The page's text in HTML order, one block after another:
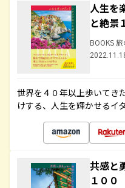
人生を
と絶景
BOOKS
世界を４０年以上歩いてき
けする、人生を輝かせるイ
共感と
１００